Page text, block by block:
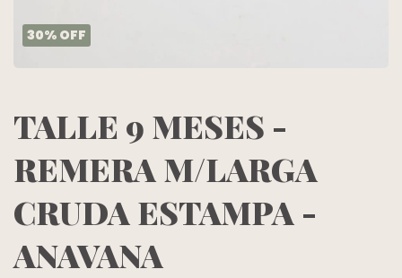
TALLE 9 MESES -
REMERA M/LARGA
CRUDA ESTAMPA -
ANAVANA
30% OFF